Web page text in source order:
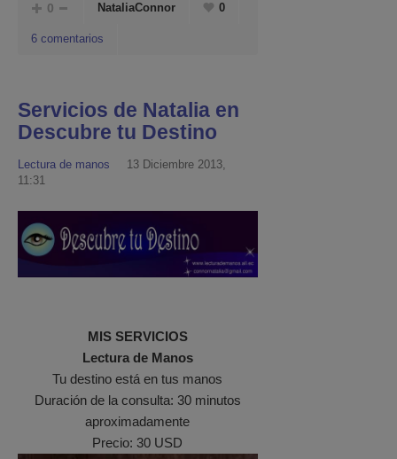
0 NataliaConnor 0
6 comentarios
Servicios de Natalia en
Descubre tu Destino
Lectura de manos
13 Diciembre 2013,
11:31
MIS SERVICIOS
Lectura de Manos
Tu destino está en tus manos
Duración de la consulta: 30 minutos
aproximadamente
Precio: 30 USD